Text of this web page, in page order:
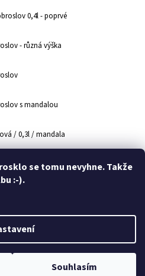
se tomu nevyhne. Takže
:-).
Souhlasím
) A vše je naprosto ok. Klidně
0,4l - poprvé
- různá výška
s mandalou
/ 0,3l / mandala
údajů
PODMÍNKY
. Všechna práva vyhrazena.Upravit